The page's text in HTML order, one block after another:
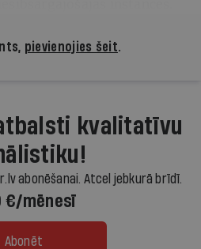
pievienojies šeit.
kvalitatīvu
abonēšanai. Atcel jebkurā brīdī.
€/mēnesī
Abonēt